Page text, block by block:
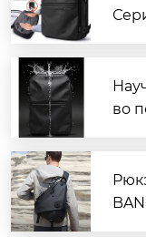
ий
во
м